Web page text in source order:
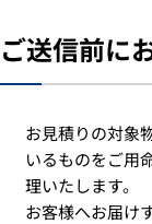
ご送信前に
お見積りの対象
いるものをご用
理いたします。
お客様へお届け